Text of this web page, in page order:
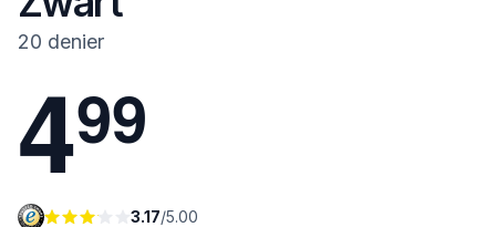
20 denier
499
3.17/5.00